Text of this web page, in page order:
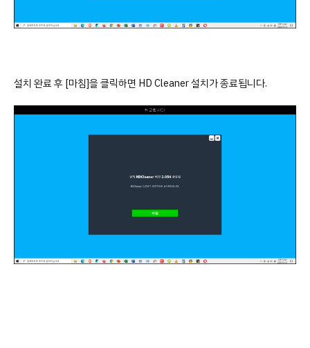
설치 완료 후 [마침]을 클릭하면 HD Cleaner 설치가 종료됩니다.